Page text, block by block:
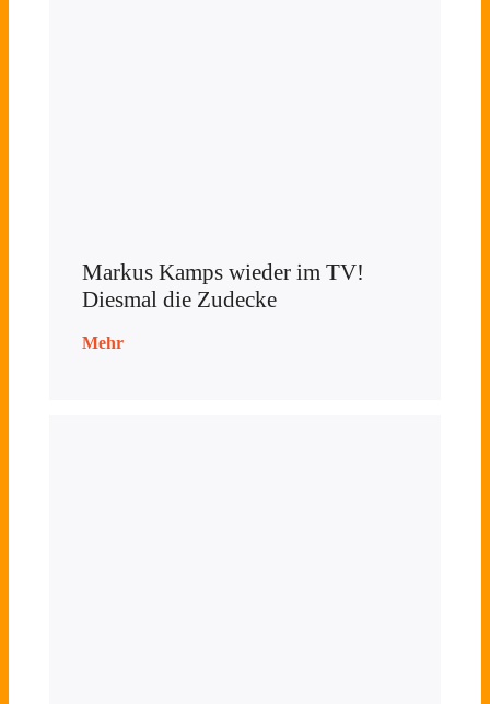
Markus Kamps wieder im TV!
Diesmal die Zudecke
Mehr